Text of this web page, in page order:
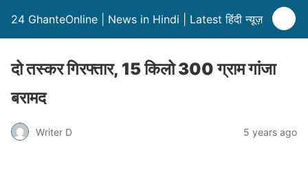
24 GhanteOnline | News in Hindi | Latest हिंदी न्यूज़
दो तस्कर गिरफ्तार, 15 किलो 300 ग्राम गांजा
बरामद
Writer D 5 years ago